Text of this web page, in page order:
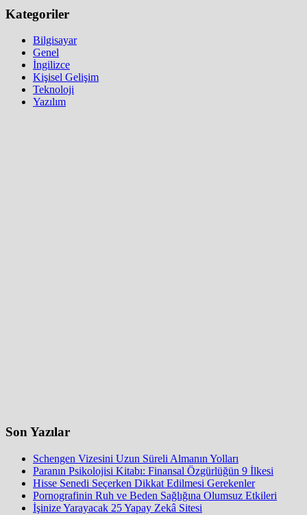
Kategoriler
Bilgisayar
Genel
İngilizce
Kişisel Gelişim
Teknoloji
Yazılım
Son Yazılar
Schengen Vizesini Uzun Süreli Almanın Yolları
Paranın Psikolojisi Kitabı: Finansal Özgürlüğün 9 İlkesi
Hisse Senedi Seçerken Dikkat Edilmesi Gerekenler
Pornografinin Ruh ve Beden Sağlığına Olumsuz Etkileri
İşinize Yarayacak 25 Yapay Zekâ Sitesi